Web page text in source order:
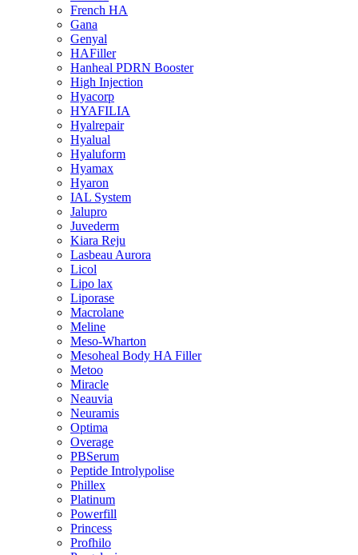
French HA
Gana
Genyal
HAFiller
Hanheal PDRN Booster
High Injection
Hyacorp
HYAFILIA
Hyalrepair
Hyalual
Hyaluform
Hyamax
Hyaron
IAL System
Jalupro
Juvederm
Kiara Reju
Lasbeau Aurora
Licol
Lipo lax
Liporase
Macrolane
Meline
Meso-Wharton
Mesoheal Body HA Filler
Metoo
Miracle
Neauvia
Neuramis
Optima
Overage
PBSerum
Peptide Introlypolise
Phillex
Platinum
Powerfill
Princess
Profhilo